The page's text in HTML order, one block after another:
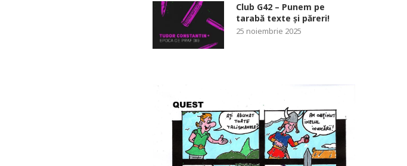
Club G42 – Punem pe
tarabă texte și păreri!
25 noiembrie 2025